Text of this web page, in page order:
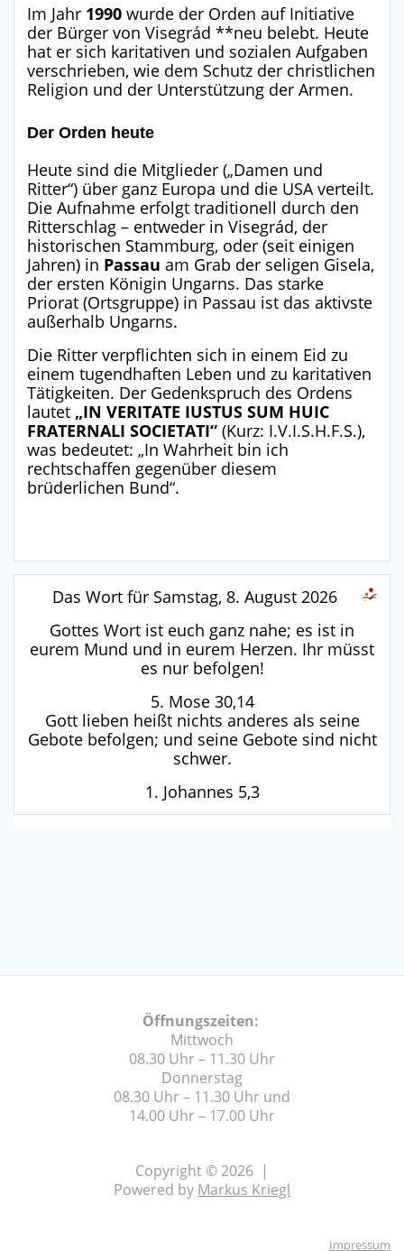
Im Jahr 1990 wurde der Orden auf Initiative
der Bürger von Visegrád **neu belebt. Heute
hat er sich karitativen und sozialen Aufgaben
verschrieben, wie dem Schutz der christlichen
Religion und der Unterstützung der Armen.
Der Orden heute
Heute sind die Mitglieder („Damen und
Ritter“) über ganz Europa und die USA verteilt.
Die Aufnahme erfolgt traditionell durch den
Ritterschlag – entweder in Visegrád, der
historischen Stammburg, oder (seit einigen
Jahren) in Passau am Grab der seligen Gisela,
der ersten Königin Ungarns. Das starke
Priorat (Ortsgruppe) in Passau ist das aktivste
außerhalb Ungarns.
Die Ritter verpflichten sich in einem Eid zu
einem tugendhaften Leben und zu karitativen
Tätigkeiten. Der Gedenkspruch des Ordens
lautet „IN VERITATE IUSTUS SUM HUIC
FRATERNALI SOCIETATI“ (Kurz: I.V.I.S.H.F.S.),
was bedeutet: „In Wahrheit bin ich
rechtschaffen gegenüber diesem
brüderlichen Bund“.
Das Wort für Samstag, 8. August 2026
Gottes Wort ist euch ganz nahe; es ist in
eurem Mund und in eurem Herzen. Ihr müsst
es nur befolgen!
5. Mose 30,14
Gott lieben heißt nichts anderes als seine
Gebote befolgen; und seine Gebote sind nicht
schwer.
1. Johannes 5,3
Öffnungszeiten:
Mittwoch
08.30 Uhr – 11.30 Uhr
Donnerstag
08.30 Uhr – 11.30 Uhr und
14.00 Uhr – 17.00 Uhr
Copyright © 2026 |
Powered by Markus Kriegl
Impressum